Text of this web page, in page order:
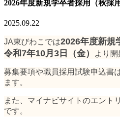
2026年度新規学卒者採用（秋採
2025.09.22
JA東びわこでは2026年度新規
令和7年10月3日（金） より開
募集要項や職員採用試験申込書
ます。
また、マイナビサイトのエント
です。